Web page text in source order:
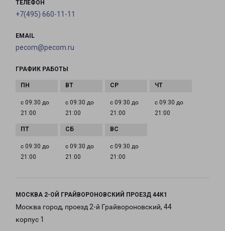
ТЕЛЕФОН
+7(495) 660-11-11
EMAIL
pecom@pecom.ru
ГРАФИК РАБОТЫ
с 09:30 до
21:00
с 09:30 до
21:00
с 09:30 до
21:00
с 09:30 до
21:00
с 09:30 до
21:00
с 09:30 до
21:00
с 09:30 до
21:00
МОСКВА 2-ОЙ ГРАЙВОРОНОВСКИЙ ПРОЕЗД 44К1
Москва город, проезд 2-й Грайвороновский, 44
корпус 1